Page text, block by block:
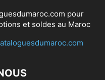
pour
et soldes au Maroc